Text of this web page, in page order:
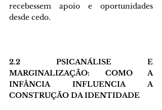
recebessem apoio e oportunidades
desde cedo.
2.2 PSICANÁLISE E
MARGINALIZAÇÃO: COMO A
INFÂNCIA INFLUENCIA A
CONSTRUÇÃO DA IDENTIDADE